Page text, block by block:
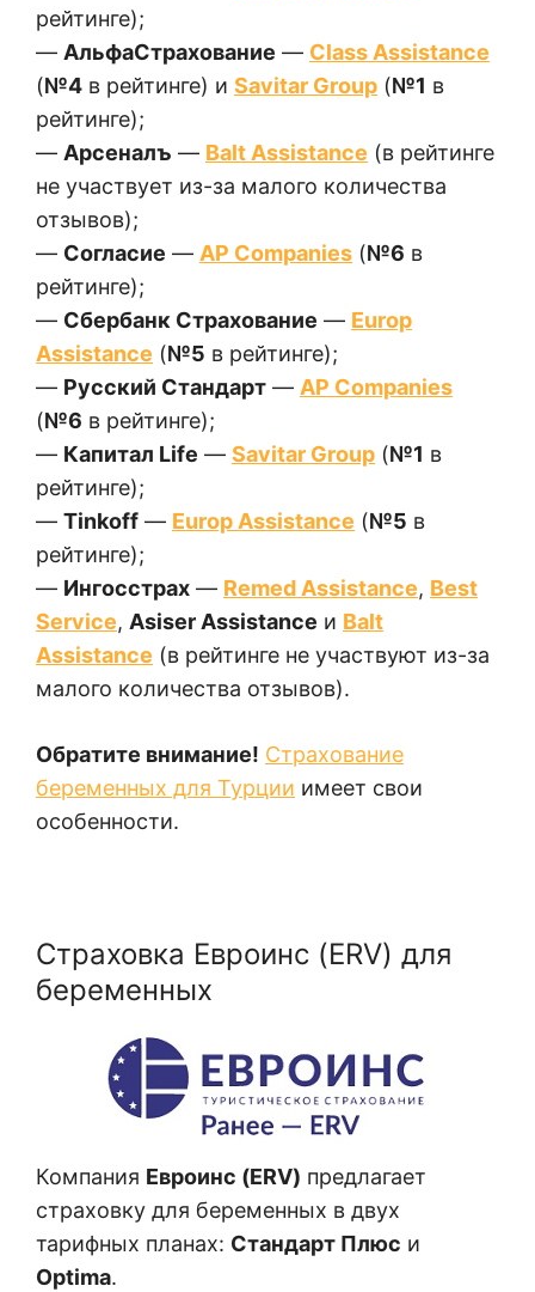
рейтинге);
— АльфаСтрахование — Class Assistance
(№4 в рейтинге) и Savitar Group (№1 в
рейтинге);
— Арсеналъ — Balt Assistance (в рейтинге
не участвует из-за малого количества
отзывов);
— Согласие — AP Companies (№6 в
рейтинге);
— Сбербанк Страхование — Europ
Assistance (№5 в рейтинге);
— Русский Стандарт — AP Companies
(№6 в рейтинге);
— Капитал Life — Savitar Group (№1 в
рейтинге);
— Tinkoff — Europ Assistance (№5 в
рейтинге);
— Ингосстрах — Remed Assistance, Best
Service, Asiser Assistance и Balt
Assistance (в рейтинге не участвуют из-за
малого количества отзывов).
Обратите внимание! Страхование
беременных для Турции имеет свои
особенности.
Страховка Евроинс (ERV) для
беременных
Компания Евроинс (ERV) предлагает
страховку для беременных в двух
тарифных планах: Стандарт Плюс и
Optima.